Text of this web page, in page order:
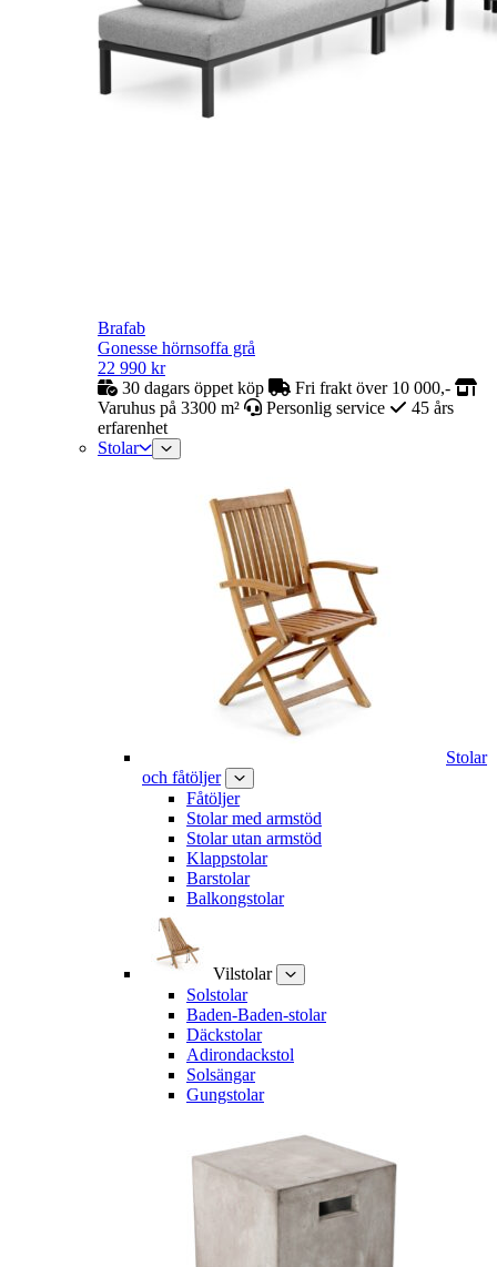
Brafab
Gonesse hörnsoffa grå
22 990 kr
30 dagars öppet köp
Fri frakt över 10 000,-
Varuhus på 3300 m²
Personlig service
45 års
erfarenhet
Stolar
Stolar
och fåtöljer
Fåtöljer
Stolar med armstöd
Stolar utan armstöd
Klappstolar
Barstolar
Balkongstolar
Vilstolar
Solstolar
Baden-Baden-stolar
Däckstolar
Adirondackstol
Solsängar
Gungstolar